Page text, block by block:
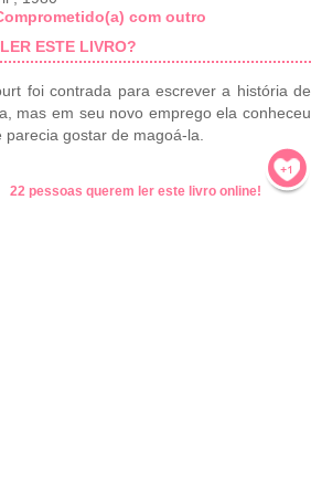
com outro
ESTE LIVRO?
foi contrada para escrever a história de
mas em seu novo emprego ela conheceu
parecia gostar de magoá-la.
22 pessoas querem ler este livro online!